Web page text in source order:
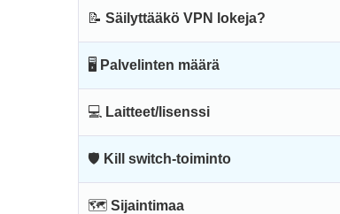
📝 Säilyttääkö VPN lokeja?
🖥 Palvelinten määrä
💻 Laitteet/lisenssi
🛡 Kill switch-toiminto
🗺 Sijaintimaa